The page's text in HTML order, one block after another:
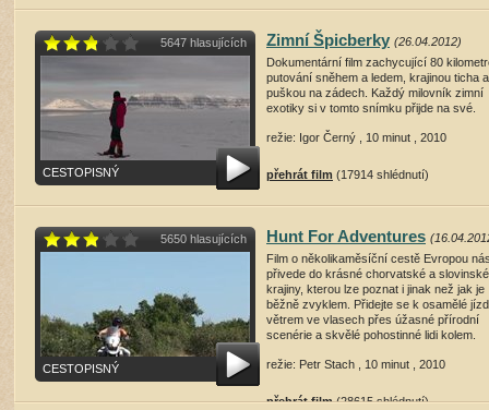
5647 hlasujících
CESTOPISNÝ
Zimní Špicberky (26.04.2012)
Dokumentární film zachycující 80
putování sněhem a ledem, krajinou ticha
puškou na zádech. Každý milovník zimní
exotiky si v tomto snímku přijde na své.
režie: Igor Černý , 10 minut , 2010
přehrát film (17914 shlédnutí)
5650 hlasujících
CESTOPISNÝ
Hunt For Adventures
Film o několikaměsíční cestě Evropou
přivede do krásné chorvatské a slovinské
krajiny, kterou lze poznat i jinak než jak je
běžně zvyklem. Přidejte se k osamělé
větrem ve vlasech přes úžasné přírodní
scenérie a skvělé pohostinné lidi kolem.
režie: Petr Stach , 10 minut , 2010
přehrát film (28615 shlédnutí)